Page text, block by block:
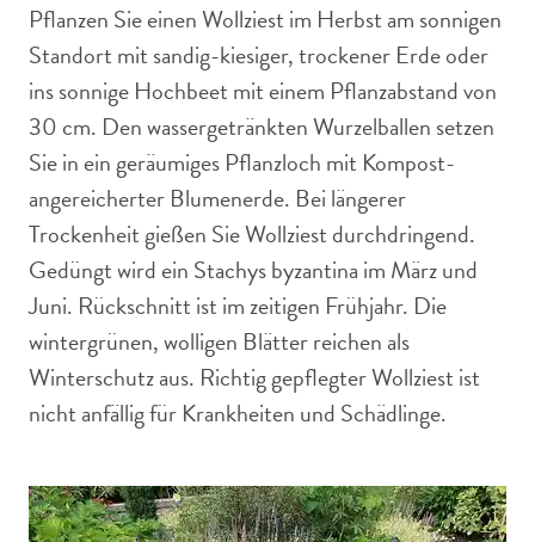
Pflanzen Sie einen Wollziest im Herbst am sonnigen
Standort mit sandig-kiesiger, trockener Erde oder
ins sonnige Hochbeet mit einem Pflanzabstand von
30 cm. Den wassergetränkten Wurzelballen setzen
Sie in ein geräumiges Pflanzloch mit Kompost-
angereicherter Blumenerde. Bei längerer
Trockenheit gießen Sie Wollziest durchdringend.
Gedüngt wird ein Stachys byzantina im März und
Juni. Rückschnitt ist im zeitigen Frühjahr. Die
wintergrünen, wolligen Blätter reichen als
Winterschutz aus. Richtig gepflegter Wollziest ist
nicht anfällig für Krankheiten und Schädlinge.